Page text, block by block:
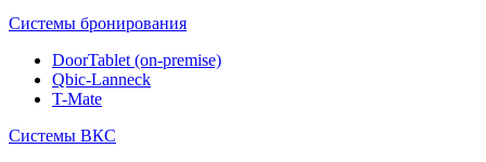
Системы бронирования
DoorTablet (on-premise)
Qbic-Lanneck
T-Mate
Системы ВКС